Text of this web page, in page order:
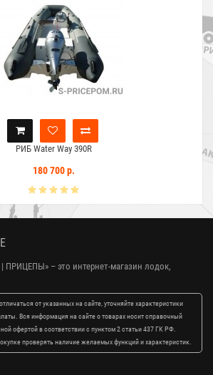
РИБ Water Way 390R
180 700 р.
ПРИЦЕПЫ» – это интернет-магазин лодок,
от указанных на сайте, уточняйте характеристики
Вся информация на сайте о товарах носит справочный
офертой в соответствии с пунктом 2 статьи 437 ГК РФ.
проверять наличие желаемых функций и характеристик.